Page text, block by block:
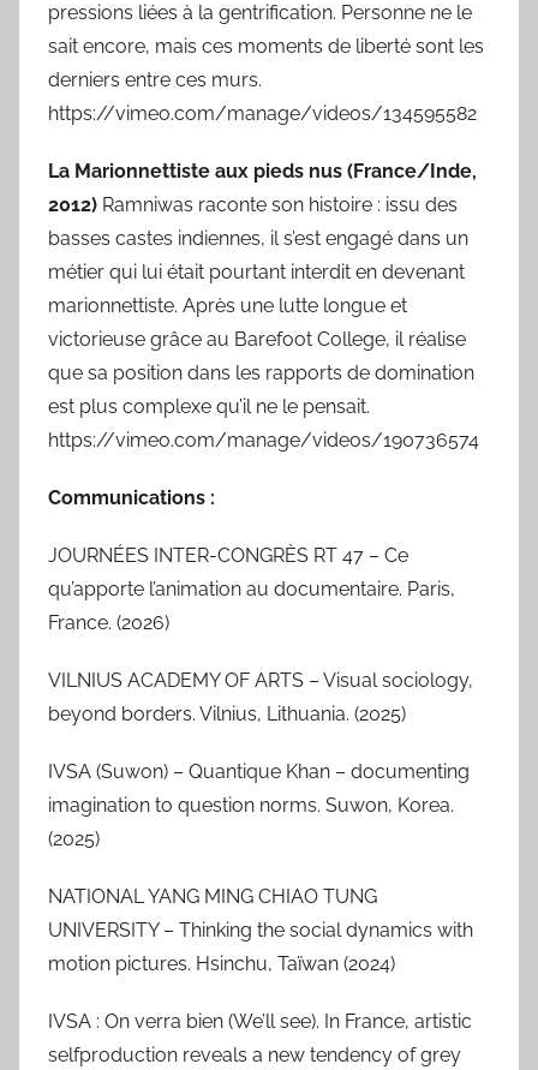
pressions liées à la gentrification. Personne ne le
sait encore, mais ces moments de liberté sont les
derniers entre ces murs.
https://vimeo.com/manage/videos/134595582
La Marionnettiste aux pieds nus (France/Inde,
2012) Ramniwas raconte son histoire : issu des
basses castes indiennes, il s’est engagé dans un
métier qui lui était pourtant interdit en devenant
marionnettiste. Après une lutte longue et
victorieuse grâce au Barefoot College, il réalise
que sa position dans les rapports de domination
est plus complexe qu’il ne le pensait.
https://vimeo.com/manage/videos/190736574
Communications :
JOURNÉES INTER-CONGRÈS RT 47 – Ce
qu’apporte l’animation au documentaire. Paris,
France. (2026)
VILNIUS ACADEMY OF ARTS – Visual sociology,
beyond borders. Vilnius, Lithuania. (2025)
IVSA (Suwon) – Quantique Khan – documenting
imagination to question norms. Suwon, Korea.
(2025)
NATIONAL YANG MING CHIAO TUNG
UNIVERSITY – Thinking the social dynamics with
motion pictures. Hsinchu, Taïwan (2024)
IVSA : On verra bien (We’ll see). In France, artistic
selfproduction reveals a new tendency of grey